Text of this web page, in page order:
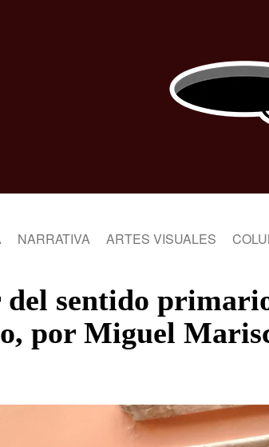
NARRATIVA ARTES VISUALES
sentido
por Miguel